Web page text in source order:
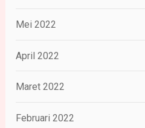
Mei 2022
April 2022
Maret 2022
Februari 2022